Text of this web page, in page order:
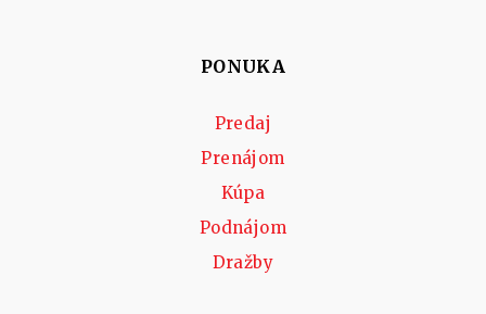
PONUKA
Predaj
Prenájom
Kúpa
Podnájom
Dražby